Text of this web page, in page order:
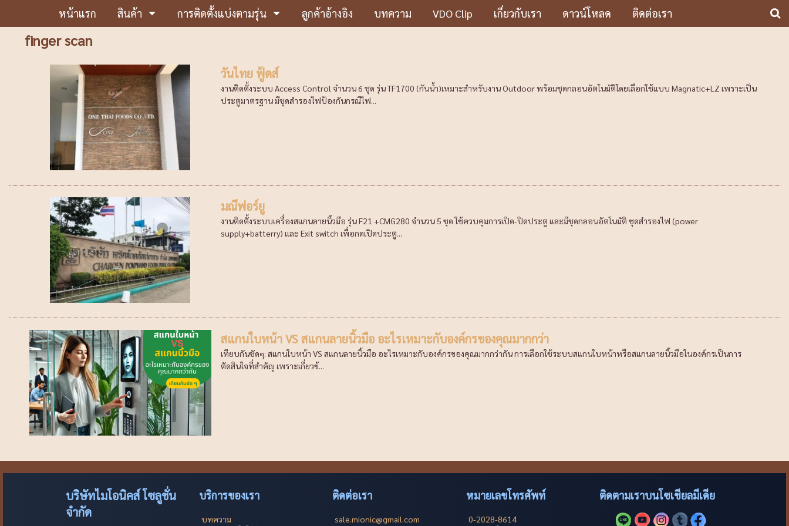
หน้าแรก สินค้า การติดตั้งแบ่งตามรุ่น ลูกค้าอ้างอิง บทความ VDO Clip เกี่ยวกับเรา ดาวน์โหลด ติดต่อเรา
finger scan
วันไทย ฟู้ดส์
งานติดตั้งระบบ Access Control จำนวน 6 ชุด รุ่น TF1700 (กันน้ำ)เหมาะสำหรับงาน Outdoor พร้อมชุดกลอนอัตโนมัติโดยเลือกใช้แบบ Magnatic+LZ เพราะเป็น
ประตูมาตรฐาน มีชุดสำรองไฟป้องกันกรณีไฟ...
มณีฟอร์ยู
งานติดตั้งระบบเครื่องสแกนลายนิ้วมือ รุ่น F21 +CMG280 จำนวน 5 ชุด ใช้ควบคุมการเปิด-ปิดประตู และมีชุดกลอนอัตโนมัติ ชุดสำรองไฟ (power
supply+batterry) และ Exit switch เพื่อกดเปิดประตู...
สแกนใบหน้า VS สแกนลายนิ้วมือ อะไรเหมาะกับองค์กรของคุณมากกว่า
เทียบกันชัดๆ: สแกนใบหน้า VS สแกนลายนิ้วมือ อะไรเหมาะกับองค์กรของคุณมากกว่ากัน การเลือกใช้ระบบสแกนใบหน้าหรือสแกนลายนิ้วมือในองค์กรเป็นการ
ตัดสินใจที่สำคัญ เพราะเกี่ยวข้...
บริษัทไมโอนิคส์ โซลูชั่น
จำกัด
บริการของเรา
บทความ
ติดต่อเรา
sale.mionic@gmail.com
หมายเลขโทรศัพท์
0-2028-8614
ติดตามเราบนโซเชียลมีเดีย